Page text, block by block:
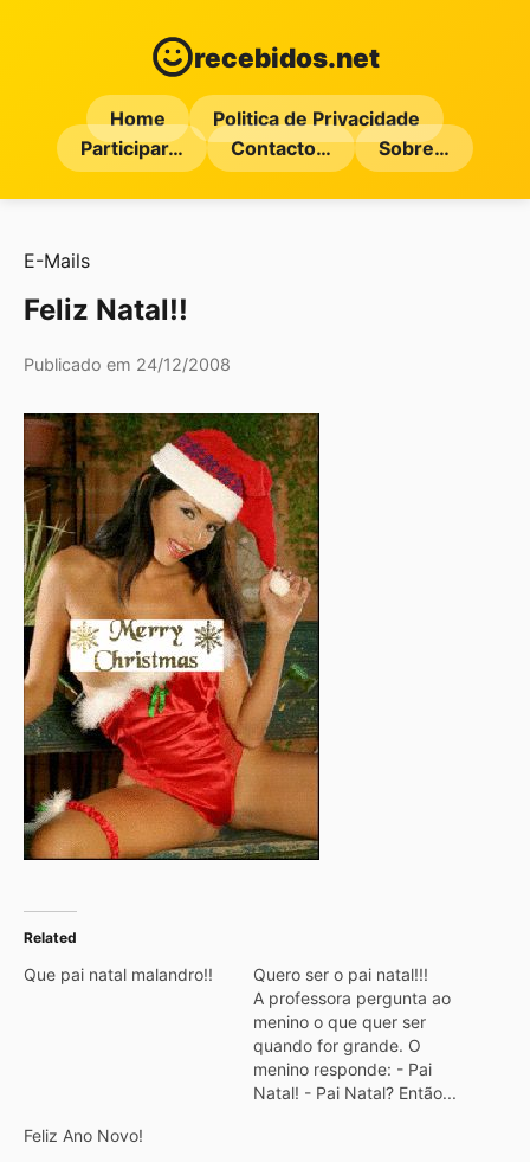
recebidos.net
Home
Politica de Privacidade
Participar…
Contacto… Sobre…
E-Mails
Feliz Natal!!
Publicado em 24/12/2008
Related
Que pai natal malandro!!
Quero ser o pai natal!!!
A professora pergunta ao
menino o que quer ser
quando for grande. O
menino responde: - Pai
Natal! - Pai Natal? Então...
Feliz Ano Novo!